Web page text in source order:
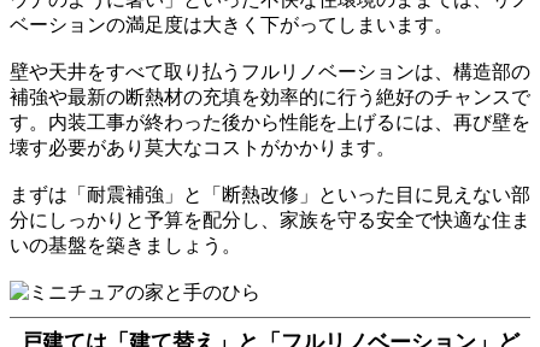
ベーションの満足度は大きく下がってしまいます。
壁や天井をすべて取り払うフルリノベーションは、構造部の
補強や最新の断熱材の充填を効率的に行う絶好のチャンスで
す。内装工事が終わった後から性能を上げるには、再び壁を
壊す必要があり莫大なコストがかかります。
まずは「耐震補強」と「断熱改修」といった目に見えない部
分にしっかりと予算を配分し、家族を守る安全で快適な住ま
いの基盤を築きましょう。